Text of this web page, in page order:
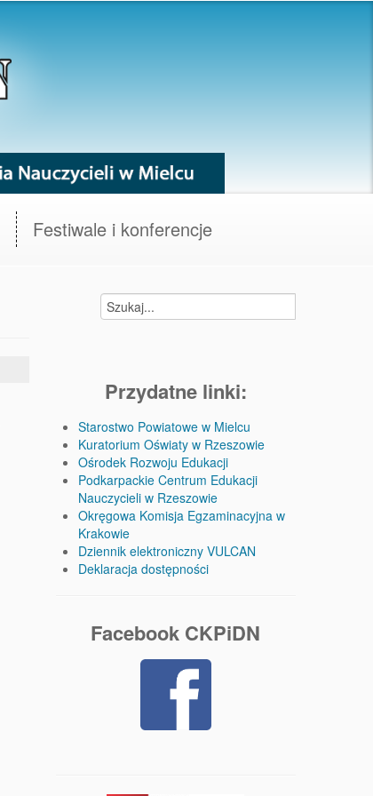
Festiwale i konferencje
Przydatne linki:
Starostwo Powiatowe w Mielcu
Kuratorium Oświaty w Rzeszowie
Ośrodek Rozwoju Edukacji
Podkarpackie Centrum Edukacji
Nauczycieli w Rzeszowie
Okręgowa Komisja Egzaminacyjna w
Krakowie
Dziennik elektroniczny VULCAN
Deklaracja dostępności
Facebook CKPiDN